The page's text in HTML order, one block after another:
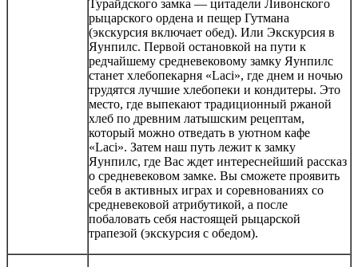
Турайдского замка — цитадели Ливонского
рыцарского ордена и пещер Гутмана
(экскурсия включает обед). Или Экскурсия в
Яунпилс. Первой остановкой на пути к
редчайшему средневековому замку Яунпилс
станет хлебопекарня «Laci», где днем и ночью
трудятся лучшие хлебопеки и кондитеры. Это
место, где выпекают традиционный ржаной
хлеб по древним латышским рецептам,
который можно отведать в уютном кафе
«Laci». Затем наш путь лежит к замку
Яунпилс, где Вас ждет интереснейший рассказ
о средневековом замке. Вы сможете проявить
себя в активных играх и соревнованиях со
средневековой атрибутикой, а после
побаловать себя настоящей рыцарской
трапезой (экскурсия с обедом).